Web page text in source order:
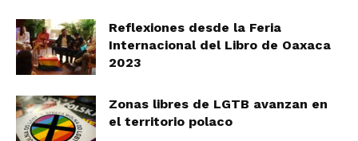
Reflexiones desde la Feria
Internacional del Libro de Oaxaca
2023
Zonas libres de LGTB avanzan en
el territorio polaco